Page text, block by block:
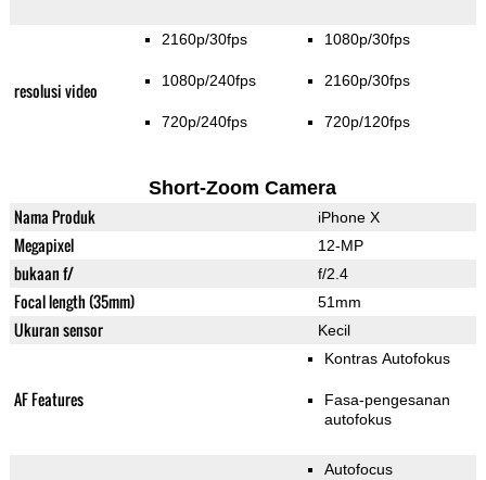
resolusi video
2160p/30fps
1080p/240fps
720p/240fps
1080p/30fps
2160p/30fps
720p/120fps
Short-Zoom Camera
Nama Produk iPhone X
Megapixel 12-MP
bukaan f/ f/2.4
Focal length (35mm) 51mm
Ukuran sensor Kecil
AF Features
Kontras Autofokus
Fasa-pengesanan
autofokus
Autofocus